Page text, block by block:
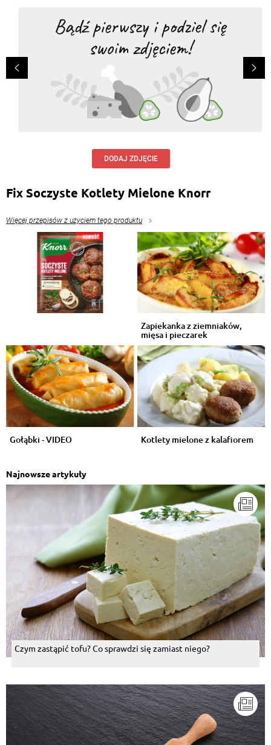
DODAJ ZDJĘCIE
Fix Soczyste Kotlety Mielone Knorr
Więcej przepisów z użyciem tego produktu
Zapiekanka z ziemniaków,
mięsa i pieczarek
Gołąbki - VIDEO Kotlety mielone z kalafiorem
Najnowsze artykuły
Czym zastąpić tofu? Co sprawdzi się zamiast niego?